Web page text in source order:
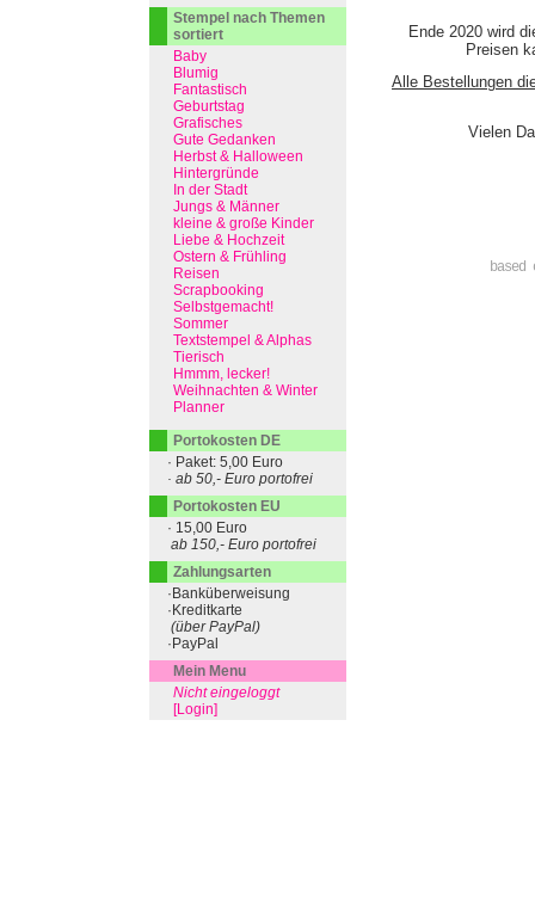
Ende 2020 wird
Preisen
Alle Bestellungen
Vielen
Stempel nach Themen
sortiert
Baby
Blumig
Fantastisch
Geburtstag
Grafisches
Gute Gedanken
Herbst & Halloween
Hintergründe
In der Stadt
Jungs & Männer
kleine & große Kinder
Liebe & Hochzeit
Ostern & Frühling
Reisen
Scrapbooking
Selbstgemacht!
Sommer
Textstempel & Alphas
Tierisch
Hmmm, lecker!
Weihnachten & Winter
Planner
Portokosten DE
· Paket: 5,00 Euro
· ab 50,- Euro portofrei
Portokosten EU
· 15,00 Euro
ab 150,- Euro portofrei
Zahlungsarten
·Banküberweisung
·Kreditkarte
(über PayPal)
·PayPal
Mein Menu
Nicht eingeloggt
[Login]